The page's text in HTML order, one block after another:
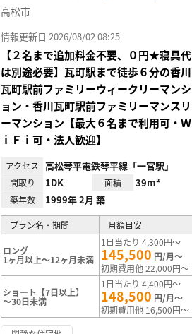
高松市
情報更新日 2026/08/02 08:25
【２名まで追加料金不要、０円★寝具代
は別途必要】瓦町駅まで徒歩６分の香川
瓦町駅前ファミリーウィークリーマンシ
ョン・香川瓦町駅前ファミリーマンスリ
ーマンション【最大６名まで利用可・Ｗ
ｉＦｉ可・法人歓迎】
アクセス 高松琴平電鉄琴平線「一宮駅」
間取り 1DK 面積 39m²
築年数 1999年 2月 築
プラン名・期間 月額目安
ロング
1ヶ月以上～12ヶ月未満
1日当たり 4,300円～
145,500 円/月～
初期費用他 22,000円～
ショート【7日以上】
～30日未満
1日当たり 4,400円～
148,500 円/月～
初期費用他 16,500円～